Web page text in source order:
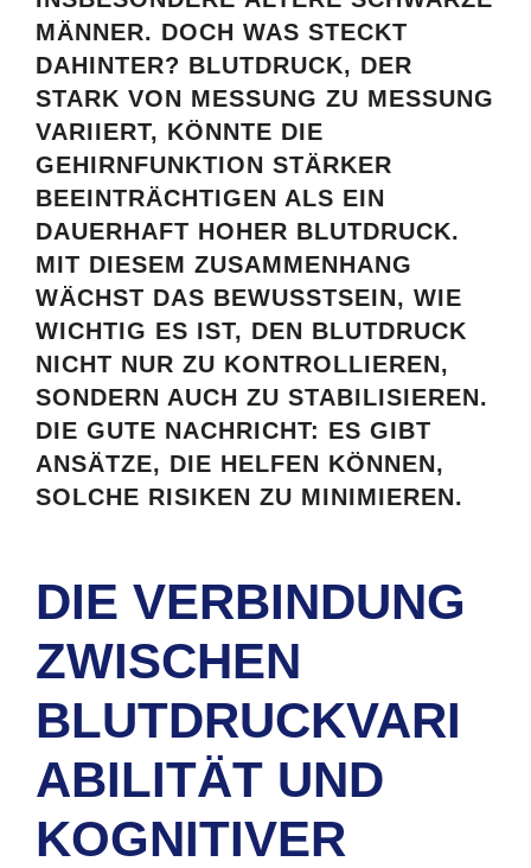
MÄNNER. DOCH WAS STECKT
DAHINTER? BLUTDRUCK, DER
STARK VON MESSUNG ZU MESSUNG
VARIIERT, KÖNNTE DIE
GEHIRNFUNKTION STÄRKER
BEEINTRÄCHTIGEN ALS EIN
DAUERHAFT HOHER BLUTDRUCK.
MIT DIESEM ZUSAMMENHANG
WÄCHST DAS BEWUSSTSEIN, WIE
WICHTIG ES IST, DEN BLUTDRUCK
NICHT NUR ZU KONTROLLIEREN,
SONDERN AUCH ZU STABILISIEREN.
DIE GUTE NACHRICHT: ES GIBT
ANSÄTZE, DIE HELFEN KÖNNEN,
SOLCHE RISIKEN ZU MINIMIEREN.
DIE VERBINDUNG
ZWISCHEN
BLUTDRUCKVARI
ABILITÄT UND
KOGNITIVER